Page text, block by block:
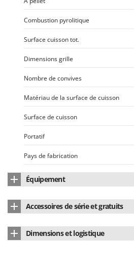
Stiga
Stocker
Sunseeker
Tecla
TecnoGen
Tellarini Pompe
Telwin
Tenco
Tineco
Titania
Tornado
Tre Spade
Trev - Abrek - TecnoVIR
Troy-Bilt
Combustion pyrolitique
Surface cuisson tot.
Dimensions grille
Nombre de convives
Matériau de la surface de cuisson
Surface de cuisson
Portatif
Pays de fabrication
Équipement
Couvercle four
Type allumage
Accessoires de série et gratuits
Dimensions et logistique